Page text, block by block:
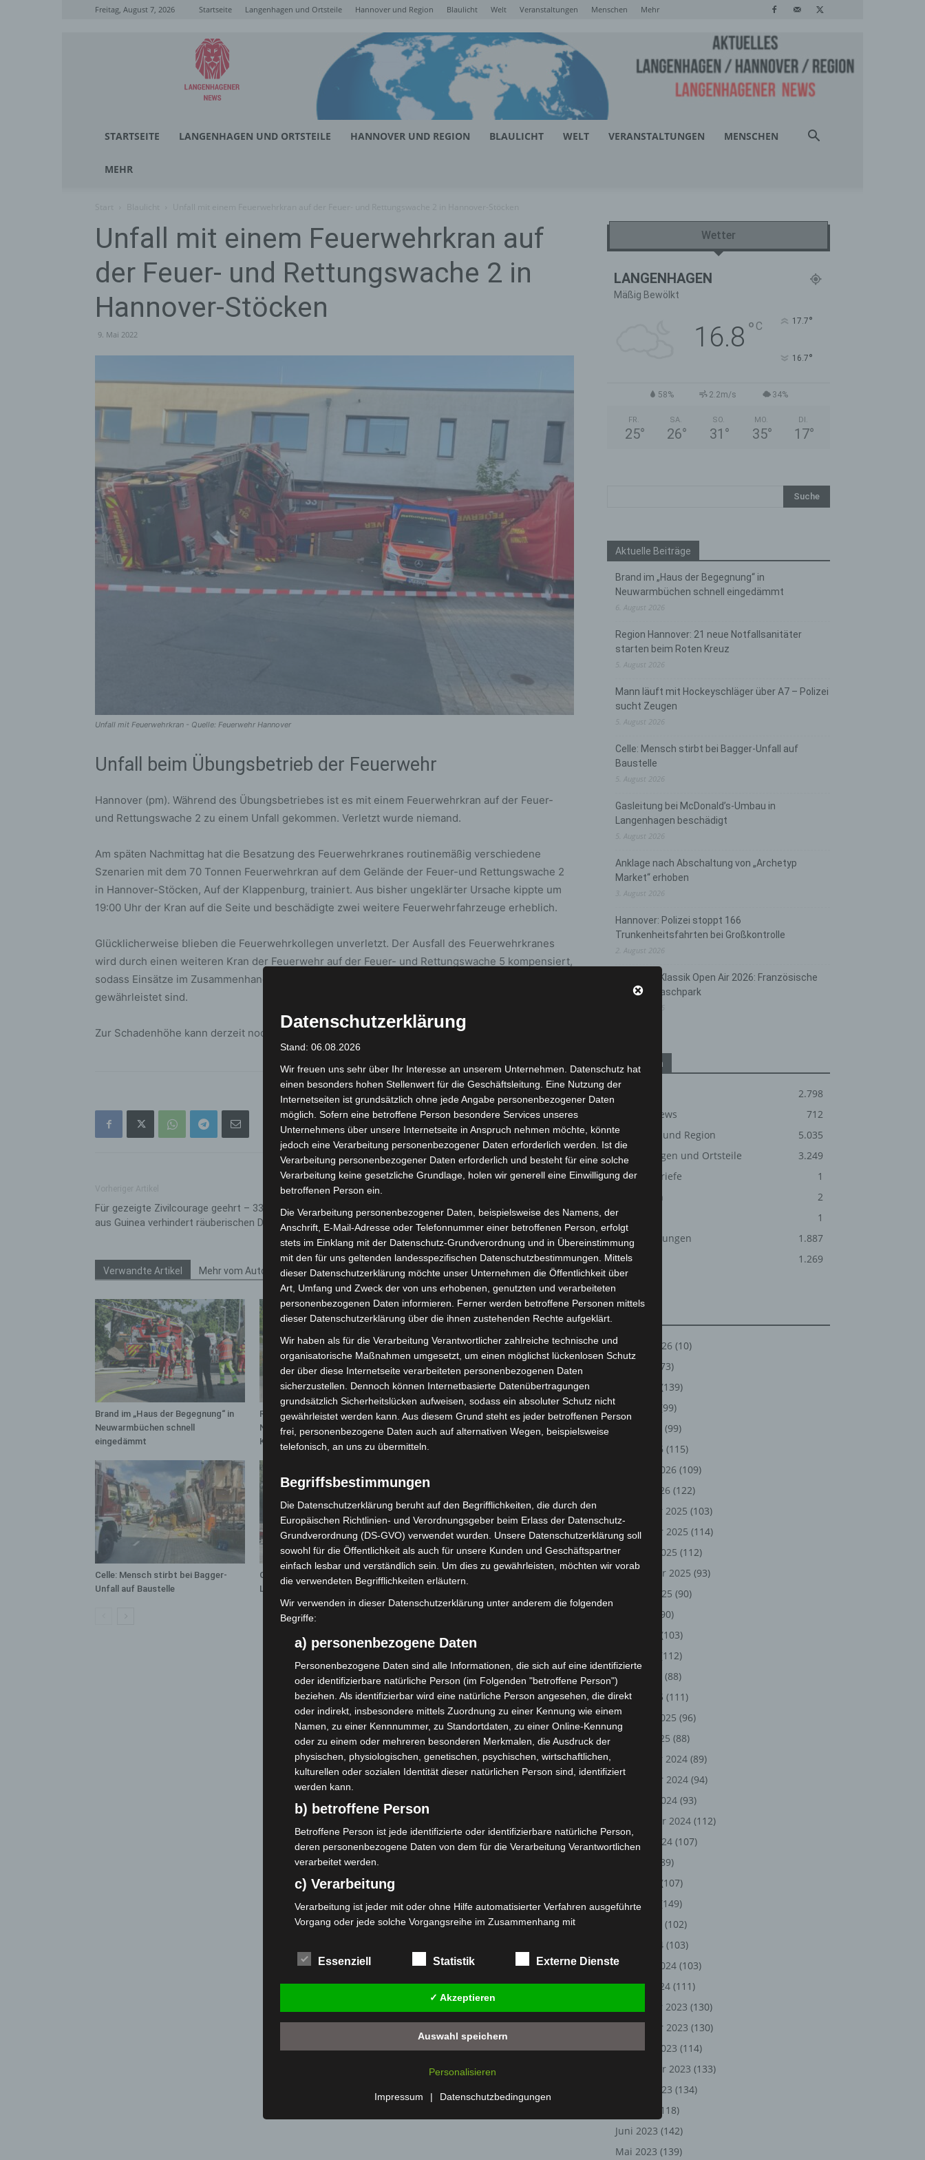
Freitag, August 7, 2026 Startseite Langenhagen und Ortsteile Hannover und Region Blaulicht Welt Veranstaltungen Menschen Mehr
Langenhagener
News
STARTSEITE LANGENHAGEN UND ORTSTEILE HANNOVER UND REGION BLAULICHT WELT VERANSTALTUNGEN MENSCHEN
MEHR
Unfall mit einem Feuerwehrkran auf
der Feuer- und Rettungswache 2 in
Hannover-Stöcken
9. Mai 2022
Unfall mit Feuerwehrkran - Quelle: Feuerwehr Hannover
Unfall beim Übungsbetrieb der Feuerwehr
Hannover (pm). Während des Übungsbetriebes ist es mit einem Feuerwehrkran auf der Feuer-
und Rettungswache 2 zu einem Unfall gekommen. Verletzt wurde niemand.
Am späten Nachmittag hat die Besatzung des Feuerwehrkranes routinemäßig verschiedene
Szenarien mit dem 70 Tonnen Feuerwehrkran auf dem Gelände der Feuer-und Rettungswache 2
in Hannover-Stöcken, Auf der Klappenburg, trainiert. Aus bisher ungeklärter Ursache kippte um
19:00 Uhr der Kran auf die Seite und beschädigte zwei weitere Feuerwehrfahrzeuge erheblich.
Glücklicherweise blieben die Feuerwehrkollegen unverletzt. Der Ausfall des Feuerwehrkranes
wird durch einen weiteren Kran der Feuerwehr auf der Feuer- und Rettungswache 5 kompensiert,
sodass Einsätze im Zusammenhang mit schwerer technischen Hilfeleistung weiterhin
gewährleistet sind.
Zur Schadenhöhe kann derzeit noch keine Angabe gemacht werden.
Für gezeigte Zivilcourage geehrt – 33-jähriger
aus Guinea verhindert räuberischen Diebstahl
Ortsfeuerwehr Godshorn lädt zum traditionellen
Platzkonzert
Verwandte Artikel Mehr vom Autor
Brand im „Haus der Begegnung“ in
Neuwarmbüchen schnell
eingedämmt
Region Hannover: 21 neue
Notfallsanitäter starten beim Roten
Kreuz
Mann läuft mit Hockeyschläger über
A7 – Polizei sucht Zeugen
Celle: Mensch stirbt bei Bagger-
Unfall auf Baustelle
Gasleitung bei McDonald’s-Umbau in
Langenhagen beschädigt
Anklage nach Abschaltung von
Wetter
LANGENHAGEN
Mäßig Bewölkt
16.8 ° C 17.7°
16.7°
58% 2.2m/s 34%
FR.
25°
SA.
26°
SO.
31 °
MO.
35°
DI.
17°
Aktuelle Beiträge
Brand im „Haus der Begegnung“ in
Neuwarmbüchen schnell eingedämmt
6. August 2026
Region Hannover: 21 neue Notfallsanitäter
starten beim Roten Kreuz
5. August 2026
Mann läuft mit Hockeyschläger über A7 – Polizei
sucht Zeugen
5. August 2026
Celle: Mensch stirbt bei Bagger-Unfall auf
Baustelle
5. August 2026
Gasleitung bei McDonald’s-Umbau in
Langenhagen beschädigt
5. August 2026
Anklage nach Abschaltung von „Archetyp
Market“ erhoben
3. August 2026
Hannover: Polizei stoppt 166
Trunkenheitsfahrten bei Großkontrolle
2. August 2026
Hannover Klassik Open Air 2026: Französische
Oper im Maschpark
Kategorien
2.798
Corona-News
712
Hannover und Region
5.035
Langenhagen und Ortsteile
3.249
Leserbriefe
1
Menschen
2
Über uns
1
Veranstaltungen
1.887
Welt
1.269
August 2026 (10)
(73)
(139)
(99)
(99)
März 2026 (115)
Februar 2026 (109)
Januar 2026 (122)
Dezember 2025 (103)
November 2025 (114)
Oktober 2025 (112)
September 2025 (93)
August 2025 (90)
(90)
(103)
(112)
April 2025
(88)
März 2025 (111)
Februar 2025 (96)
Januar 2025 (88)
Dezember 2024 (89)
November 2024 (94)
Oktober 2024 (93)
September 2024 (112)
August 2024 (107)
(89)
(107)
Mai 2024
(149)
(102)
März 2024 (103)
Februar 2024 (103)
Januar 2024 (111)
Dezember 2023 (130)
November 2023 (130)
Oktober 2023 (114)
September 2023 (133)
August 2023 (134)
(118)
Juni 2023 (142)
Mai 2023 (139)
Datenschutzerklärung
Stand: 06.08.2026
Wir freuen uns sehr über Ihr Interesse an unserem Unternehmen. Datenschutz hat
einen besonders hohen Stellenwert für die Geschäftsleitung. Eine Nutzung der
Internetseiten ist grundsätzlich ohne jede Angabe personenbezogener Daten
möglich. Sofern eine betroffene Person besondere Services unseres
Unternehmens über unsere Internetseite in Anspruch nehmen möchte, könnte
jedoch eine Verarbeitung personenbezogener Daten erforderlich werden. Ist die
Verarbeitung personenbezogener Daten erforderlich und besteht für eine solche
Verarbeitung keine gesetzliche Grundlage, holen wir generell eine Einwilligung der
betroffenen Person ein.
Die Verarbeitung personenbezogener Daten, beispielsweise des Namens, der
Anschrift, E-Mail-Adresse oder Telefonnummer einer betroffenen Person, erfolgt
stets im Einklang mit der Datenschutz-Grundverordnung und in Übereinstimmung
mit den für uns geltenden landesspezifischen Datenschutzbestimmungen. Mittels
dieser Datenschutzerklärung möchte unser Unternehmen die Öffentlichkeit über
Art, Umfang und Zweck der von uns erhobenen, genutzten und verarbeiteten
personenbezogenen Daten informieren. Ferner werden betroffene Personen mittels
dieser Datenschutzerklärung über die ihnen zustehenden Rechte aufgeklärt.
Wir haben als für die Verarbeitung Verantwortlicher zahlreiche technische und
organisatorische Maßnahmen umgesetzt, um einen möglichst lückenlosen Schutz
der über diese Internetseite verarbeiteten personenbezogenen Daten
sicherzustellen. Dennoch können Internetbasierte Datenübertragungen
grundsätzlich Sicherheitslücken aufweisen, sodass ein absoluter Schutz nicht
gewährleistet werden kann. Aus diesem Grund steht es jeder betroffenen Person
frei, personenbezogene Daten auch auf alternativen Wegen, beispielsweise
telefonisch, an uns zu übermitteln.
Begriffsbestimmungen
Die Datenschutzerklärung beruht auf den Begrifflichkeiten, die durch den
Europäischen Richtlinien- und Verordnungsgeber beim Erlass der Datenschutz-
Grundverordnung (DS-GVO) verwendet wurden. Unsere Datenschutzerklärung soll
sowohl für die Öffentlichkeit als auch für unsere Kunden und Geschäftspartner
einfach lesbar und verständlich sein. Um dies zu gewährleisten, möchten wir vorab
die verwendeten Begrifflichkeiten erläutern.
Wir verwenden in dieser Datenschutzerklärung unter anderem die folgenden
Begriffe:
a) personenbezogene Daten
Personenbezogene Daten sind alle Informationen, die sich auf eine identifizierte
oder identifizierbare natürliche Person (im Folgenden "betroffene Person")
beziehen. Als identifizierbar wird eine natürliche Person angesehen, die direkt
oder indirekt, insbesondere mittels Zuordnung zu einer Kennung wie einem
Namen, zu einer Kennnummer, zu Standortdaten, zu einer Online-Kennung
oder zu einem oder mehreren besonderen Merkmalen, die Ausdruck der
physischen, physiologischen, genetischen, psychischen, wirtschaftlichen,
kulturellen oder sozialen Identität dieser natürlichen Person sind, identifiziert
werden kann.
b) betroffene Person
Betroffene Person ist jede identifizierte oder identifizierbare natürliche Person,
deren personenbezogene Daten von dem für die Verarbeitung Verantwortlichen
verarbeitet werden.
c) Verarbeitung
Verarbeitung ist jeder mit oder ohne Hilfe automatisierter Verfahren ausgeführte
Vorgang oder jede solche Vorgangsreihe im Zusammenhang mit
das Ordnen, die Speicherung, die Anpassung oder Veränderung, das Auslesen,
das Abfragen, die Verwendung, die Offenlegung durch Übermittlung, Verbreitung
oder eine andere Form der Bereitstellung, den Abgleich oder die Verknüpfung,
die Einschränkung, das Löschen oder die Vernichtung.
d) Einschränkung der Verarbeitung
Einschränkung der Verarbeitung ist die Markierung gespeicherter
Profiling ist jede Art der automatisierten Verarbeitung personenbezogener
Daten, die darin besteht, dass diese personenbezogenen Daten verwendet
werden, um bestimmte persönliche Aspekte, die sich auf eine natürliche Person
Essenziell Statistik Externe Dienste
✓ Akzeptieren
Auswahl speichern
Personalisieren
Impressum | Datenschutzbedingungen